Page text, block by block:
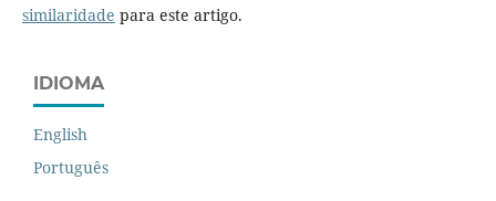
similaridade para este artigo.
IDIOMA
English
Português